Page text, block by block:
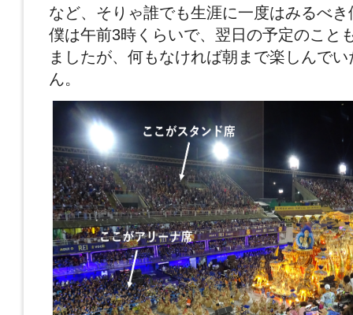
など、そりゃ誰でも生涯に一度はみるべ
僕は午前3時くらいで、翌日の予定のこと
ましたが、何もなければ朝まで楽しんで
ん。